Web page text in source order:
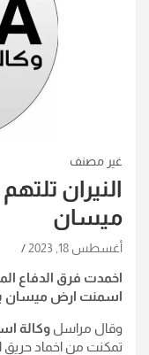
غير مصنف
النيران
ميسان
أغسطس 18, 2023
اخمدت فرق الدفاع
اسمنت ارض ميسان
وقال مراسل وكالة
تمكنت من اخماد حريق